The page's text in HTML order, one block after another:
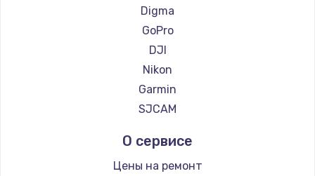
Заказать
Замена регулятора режимов конфорки
Заказать
1300 руб.
Заказать
Digma
GoPro
DJI
Nikon
Garmin
SJCAM
О сервисе
Цены на ремонт